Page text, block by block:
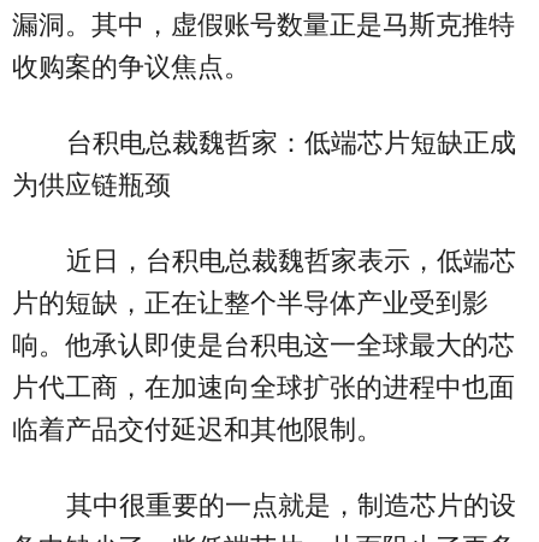
漏洞。其中，虚假账号数量正是马斯克推特
收购案的争议焦点。
台积电总裁魏哲家：低端芯片短缺正成
为供应链瓶颈
近日，台积电总裁魏哲家表示，低端芯
片的短缺，正在让整个半导体产业受到影
响。他承认即使是台积电这一全球最大的芯
片代工商，在加速向全球扩张的进程中也面
临着产品交付延迟和其他限制。
其中很重要的一点就是，制造芯片的设